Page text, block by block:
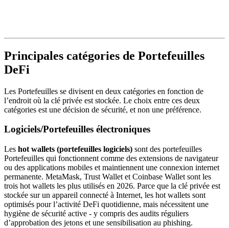
Principales catégories de Portefeuilles
DeFi
Les Portefeuilles se divisent en deux catégories en fonction de
l’endroit où la clé privée est stockée. Le choix entre ces deux
catégories est une décision de sécurité, et non une préférence.
Logiciels/Portefeuilles électroniques
Les hot wallets (portefeuilles logiciels) sont des portefeuilles
Portefeuilles qui fonctionnent comme des extensions de navigateur
ou des applications mobiles et maintiennent une connexion internet
permanente. MetaMask, Trust Wallet et Coinbase Wallet sont les
trois hot wallets les plus utilisés en 2026. Parce que la clé privée est
stockée sur un appareil connecté à Internet, les hot wallets sont
optimisés pour l’activité DeFi quotidienne, mais nécessitent une
hygiène de sécurité active - y compris des audits réguliers
d’approbation des jetons et une sensibilisation au phishing.